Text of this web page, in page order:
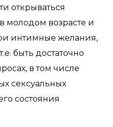
открываться
молодом возрасте и
интимные желания,
быть достаточно
в том числе
сексуальных
состояния